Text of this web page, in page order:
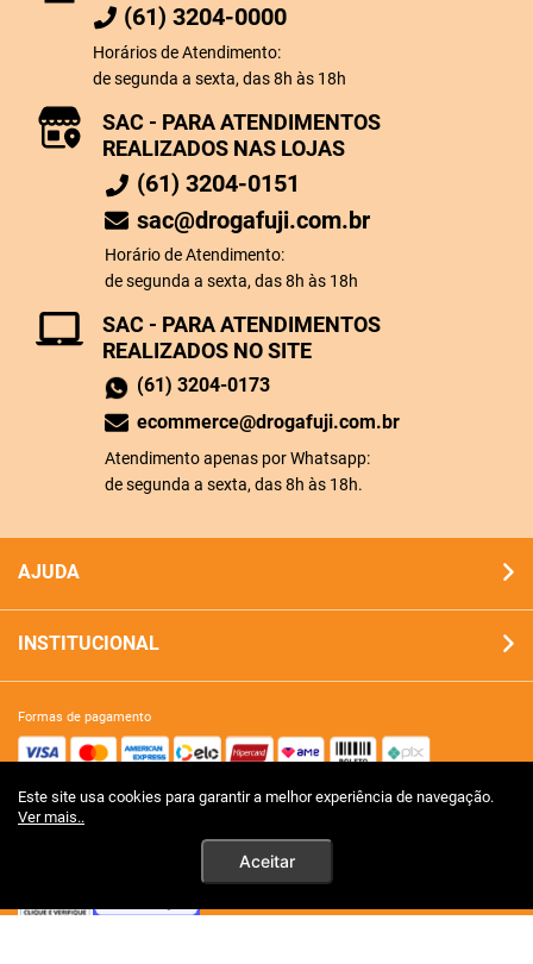
Este site usa cookies para garantir a melhor experiência de navegação.
Ver mais..
Aceitar
(61) 3204-0000
Horários de Atendimento:
de segunda a sexta, das 8h às 18h
SAC - PARA ATENDIMENTOS
REALIZADOS NO SITE
(61) 3204-0173
ecommerce@drogafuji.com.br
Atendimento apenas por Whatsapp:
de segunda a sexta, das 8h às 18h.
SAC - PARA ATENDIMENTOS
REALIZADOS NAS LOJAS
(61) 3204-0151
sac@drogafuji.com.br
Horário de Atendimento:
de segunda a sexta, das 8h às 18h
AJUDA
INSTITUCIONAL
formas de pagamento
site 100% seguro